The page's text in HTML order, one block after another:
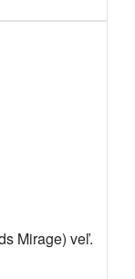
Mirage) veľ.